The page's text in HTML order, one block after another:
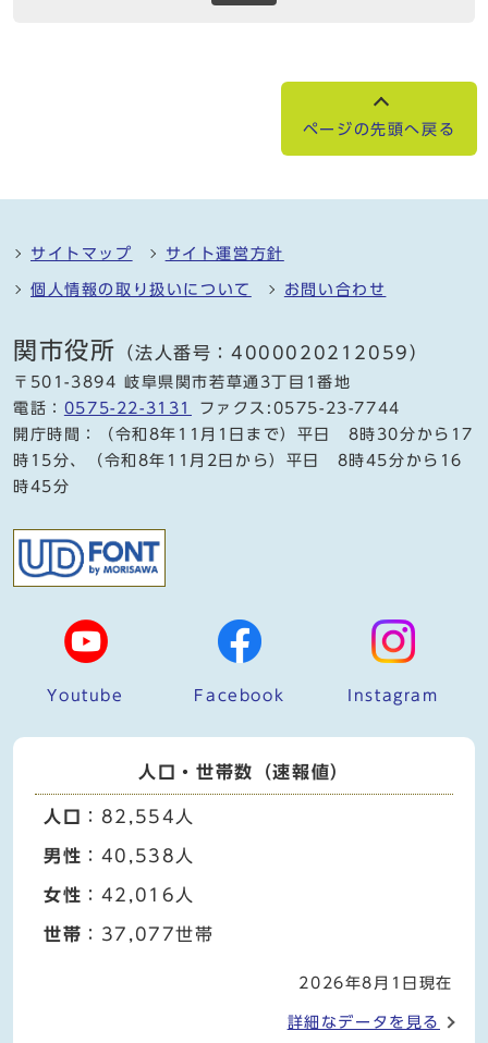
ページの先頭へ戻る
サイトマップ サイト運営方針
個人情報の取り扱いについて お問い合わせ
関市役所 （法人番号：4000020212059）
〒501-3894 岐阜県関市若草通3丁目1番地
電話： 0575-22-3131
ファクス:0575-23-7744
開庁時間：（令和8年11月1日まで）平日 8時30分から17
時15分、（令和8年11月2日から）平日 8時45分から16
時45分
Youtube Facebook Instagram
人口・世帯数（速報値）
人口 ：82,554人
男性 ：40,538人
女性 ：42,016人
世帯 ：37,077世帯
2026年8月1日現在
詳細なデータを見る